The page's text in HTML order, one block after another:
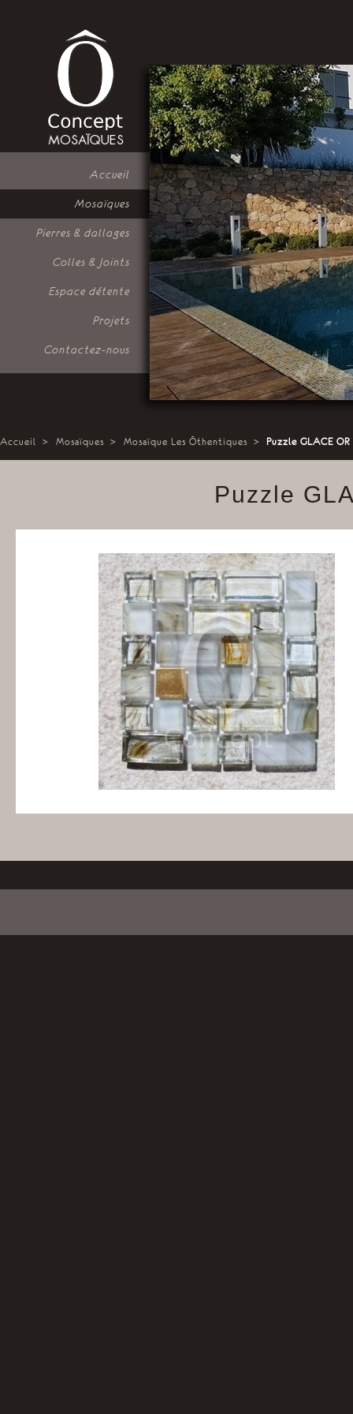
Accueil
Mosaïques
Pierres & dallages
Colles & Joints
Espace détente
Projets
Contactez-nous
Accueil > Mosaïques > Mosaïque Les Ôthentiques > Puzzle GLACE
Puzzle